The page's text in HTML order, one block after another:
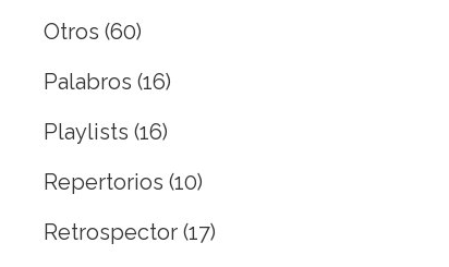
Otros (60)
Palabros (16)
Playlists (16)
Repertorios (10)
Retrospector (17)